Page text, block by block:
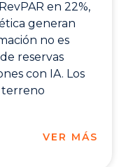
en 22%,
generan
no es
reservas
con IA. Los
terreno
VER MÁS